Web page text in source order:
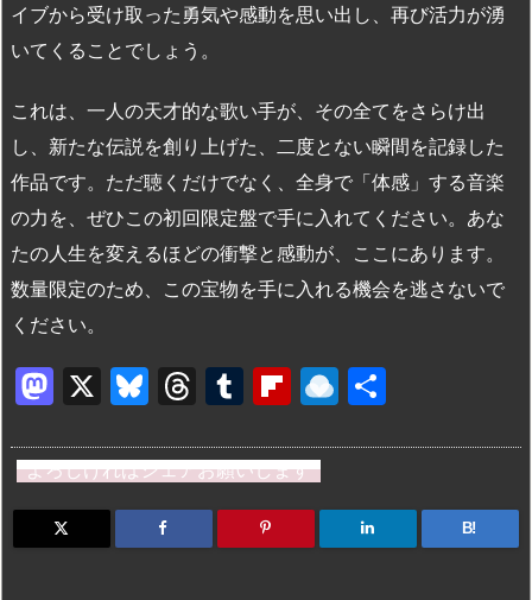
イブから受け取った勇気や感動を思い出し、再び活力が湧
いてくることでしょう。
これは、一人の天才的な歌い手が、その全てをさらけ出
し、新たな伝説を創り上げた、二度とない瞬間を記録した
作品です。ただ聴くだけでなく、全身で「体感」する音楽
の力を、ぜひこの初回限定盤で手に入れてください。あな
たの人生を変えるほどの衝撃と感動が、ここにあります。
数量限定のため、この宝物を手に入れる機会を逃さないで
ください。
M
st
o
d
X
Bl
e
s
k
T
e
a
d
T
m
bl
r
Fl
b
o
ar
R
n
dr
o
よろしければシェアお願いします
B!